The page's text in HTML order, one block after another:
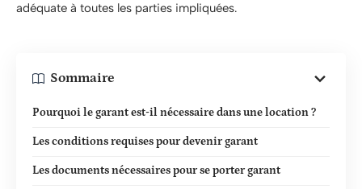
adéquate à toutes les parties impliquées.
Sommaire
Pourquoi le garant est-il nécessaire dans une location ?
Les conditions requises pour devenir garant
Les documents nécessaires pour se porter garant